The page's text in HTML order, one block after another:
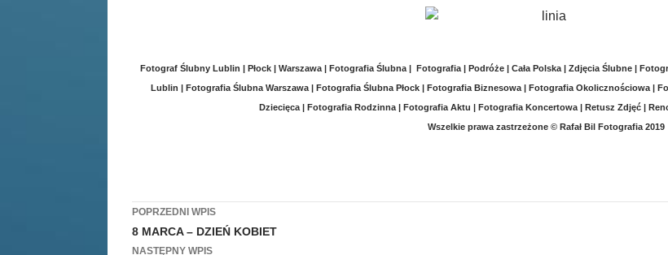
Fotograf Ślubny Lublin | Płock | Warszawa | Fotografia Ślubna | Fotografia | Podróże | Cała Polska | Zdjęcia Ślubne |
Lublin | Fotografia Ślubna Warszawa | Fotografia Ślubna Płock | Fotografia Biznesowa | Fotografia Okolicznościowa |
Dziecięca | Fotografia Rodzinna | Fotografia Aktu | Fotografia Koncertowa | Retusz Zdjęć |
Wszelkie prawa zastrzeżone © Rafał Bil Fotografia 2019
Zobacz
wpisy
POPRZEDNI WPIS
8 MARCA – DZIEŃ KOBIET
NASTĘPNY WPIS